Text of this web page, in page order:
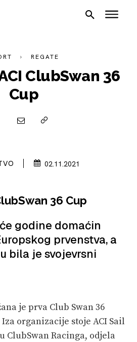
REGATE
ClubSwan 36
Cup
02.11.2021
36 Cup
godine domaćin
prvenstva, a
bila je svojevrsni
je prva Club Swan 36
organizacije stoje ACI Sail
ClubSwan Racinga, odjela